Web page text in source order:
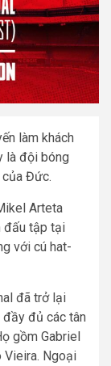
làm khách
là đội bóng
Đức.
Arteta
đấu tập tại
với cú hat-
đã trở lại
đầy đủ các tân
gồm Gabriel
Vieira. Ngoại